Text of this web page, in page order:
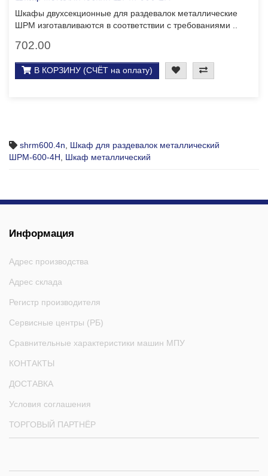
Шкафы двухсекционные для раздевалок металлические
ШРМ изготавливаются в соответствии с требованиями ..
702.00
В КОРЗИНУ (СЧЁТ на оплату)
shrm600.4n
Шкаф для раздевалок металлический
ШРМ-600-4Н
Шкаф металлический
Информация
Адрес производства
Адрес склада
Регистр производителя
Сервисные центры (РБ)
Сравнительные характеристики машин МПУ
КОНТАКТЫ
ДОСТАВКА
Условия соглашения
ТОРГОВЫЙ ПАРТНЁР